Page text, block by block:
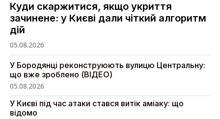
Куди скаржитися, якщо укриття
зачинене: у Києві дали чіткий алгоритм
дій
05.08.2026
У Бородянці реконструюють вулицю Центральну:
що вже зроблено (ВІДЕО)
05.08.2026
У Києві під час атаки стався витік аміаку: що
відомо